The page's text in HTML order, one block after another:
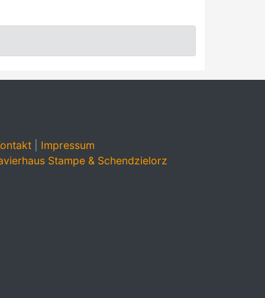
| Impressum
Stampe & Schendzielorz